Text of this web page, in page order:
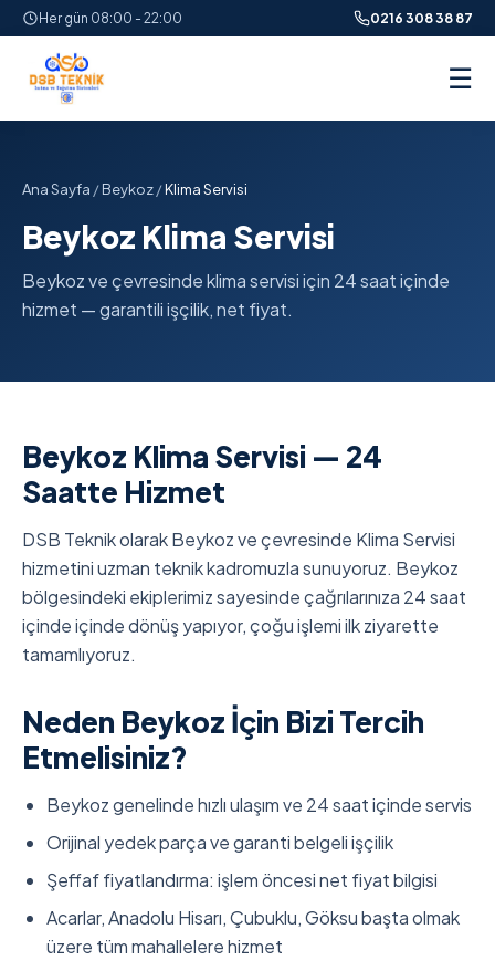
Her gün 08:00 - 22:00 0216 308 38 87
☰
Ana Sayfa /Beykoz/Klima Servisi
Beykoz Klima Servisi
Beykoz ve çevresinde klima servisi için 24 saat içinde
hizmet — garantili işçilik, net fiyat.
Beykoz Klima Servisi — 24
Saatte Hizmet
DSB Teknik olarak Beykoz ve çevresinde Klima Servisi
hizmetini uzman teknik kadromuzla sunuyoruz. Beykoz
bölgesindeki ekiplerimiz sayesinde çağrılarınıza 24 saat
içinde içinde dönüş yapıyor, çoğu işlemi ilk ziyarette
tamamlıyoruz.
Neden Beykoz İçin Bizi Tercih
Etmelisiniz?
Beykoz genelinde hızlı ulaşım ve 24 saat içinde servis
Orijinal yedek parça ve garanti belgeli işçilik
Şeffaf fiyatlandırma: işlem öncesi net fiyat bilgisi
Acarlar, Anadolu Hisarı, Çubuklu, Göksu başta olmak
üzere tüm mahallelere hizmet